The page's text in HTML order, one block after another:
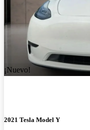
¡Nuevo!
2021 Tesla Model Y